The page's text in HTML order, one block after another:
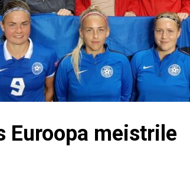
Euroopa meistrile